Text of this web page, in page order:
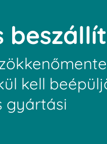
kell
gyártási